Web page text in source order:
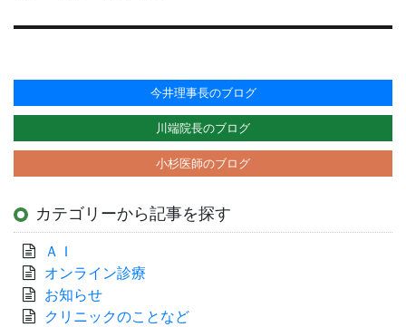
今井理事長のブログ
川端院長のブログ
小杉医師のブログ
カテゴリーから記事を探す
ＡＩ
オンライン診療
お知らせ
クリニックのことなど